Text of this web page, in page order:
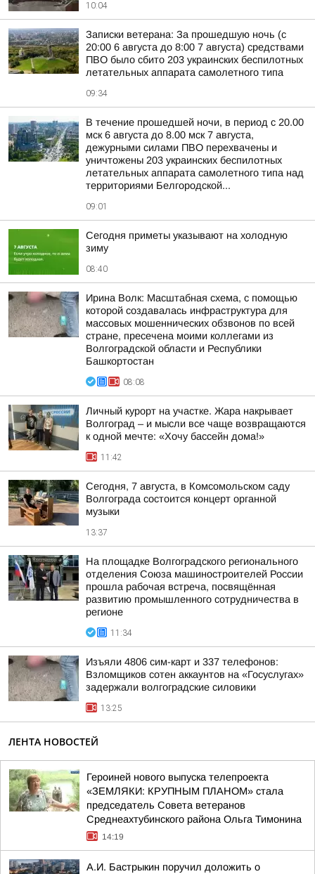
10:04
Записки ветерана: За прошедшую ночь (с
20:00 6 августа до 8:00 7 августа) средствами
ПВО было сбито 203 украинских беспилотных
летательных аппарата самолетного типа
09:34
В течение прошедшей ночи, в период с 20.00
мск 6 августа до 8.00 мск 7 августа,
дежурными силами ПВО перехвачены и
уничтожены 203 украинских беспилотных
летательных аппарата самолетного типа над
территориями Белгородской...
09:01
Сегодня приметы указывают на холодную
зиму
08:40
Ирина Волк: Масштабная схема, с помощью
которой создавалась инфраструктура для
массовых мошеннических обзвонов по всей
стране, пресечена моими коллегами из
Волгоградской области и Республики
Башкортостан
08:08
Личный курорт на участке. Жара накрывает
Волгоград – и мысли все чаще возвращаются
к одной мечте: «Хочу бассейн дома!»
11:42
Сегодня, 7 августа, в Комсомольском саду
Волгограда состоится концерт органной
музыки
13:37
На площадке Волгоградского регионального
отделения Союза машиностроителей России
прошла рабочая встреча, посвящённая
развитию промышленного сотрудничества в
регионе
11:34
Изъяли 4806 сим-карт и 337 телефонов:
Взломщиков сотен аккаунтов на «Госуслугах»
задержали волгоградские силовики
13:25
ЛЕНТА НОВОСТЕЙ
Героиней нового выпуска телепроекта
«ЗЕМЛЯКИ: КРУПНЫМ ПЛАНОМ» стала
председатель Совета ветеранов
Среднеахтубинского района Ольга Тимонина
14:19
А.И. Бастрыкин поручил доложить о